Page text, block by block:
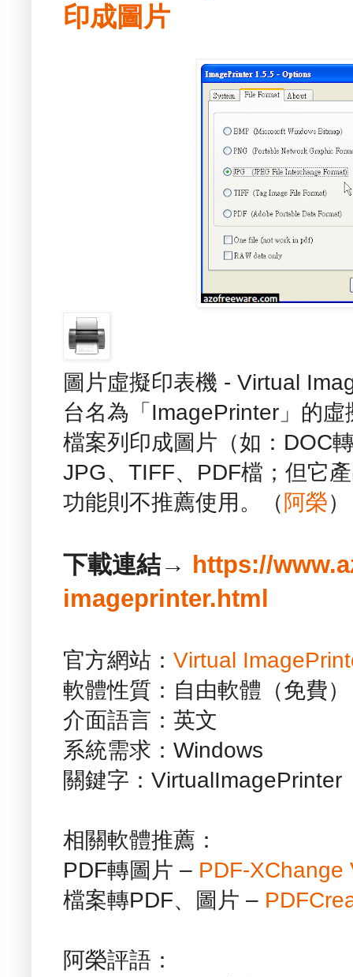
印成圖片
圖片虛擬印表機 - Virtual
台名為「ImagePrinter」的
檔案列印成圖片（如：DOC
JPG、TIFF、PDF檔；但它
功能則不推薦使用。（ 阿榮）
下載連結→ https://
imageprinter.html
官方網站： Virtual
軟體性質：自由軟體（免費）
介面語言：英文
系統需求：Windows
關鍵字：VirtualImagePrinter
相關軟體推薦：
PDF轉圖片 – PDF-XChange
檔案轉PDF、圖片 –
阿榮評語：